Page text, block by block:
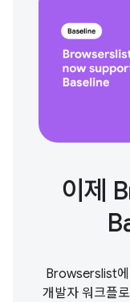
이제
Browserslist에
개발자 워크플